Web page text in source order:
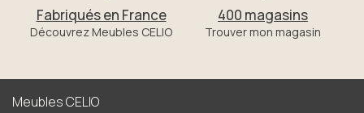
Fabriqués en France
Découvrez Meubles CELIO
400 magasins
Trouver mon magasin
Meubles CELIO